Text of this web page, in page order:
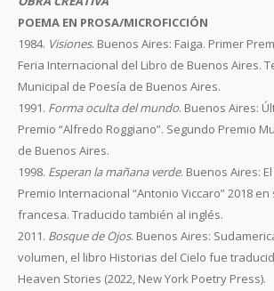
POEMA EN PROSA/MICROFICCIÓN
1984. Visiones. Buenos Aires: Faiga. Primer
Feria Internacional del Libro de Buenos Aires.
Municipal de Poesía de Buenos Aires.
1991. Forma oculta del mundo. Buenos Aires:
Premio “Alfredo Roggiano”. Segundo Premio
de Buenos Aires.
1998. Esperan la mañana verde. Buenos Aires:
Premio Internacional “Antonio Viccaro” 2018
francesa. Traducido también al inglés.
2011. Bosque de Ojos. Buenos Aires:
volumen, el libro Historias del Cielo fue
Heaven Stories (2022, New York Poetry Press).